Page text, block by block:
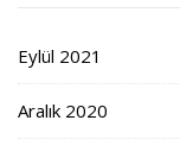
Eylül 2021
Aralık 2020